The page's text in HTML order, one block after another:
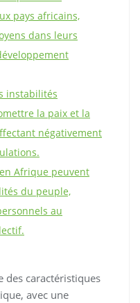
pays africains,
dans leurs
instabilités
la paix et la
négativement
Afrique peuvent
du peuple,
au
des caractéristiques
avec une